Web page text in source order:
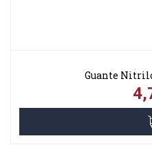
Guante